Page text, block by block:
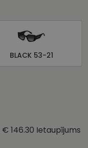
BLACK 53-21
€ 146.30 Ietaupījums